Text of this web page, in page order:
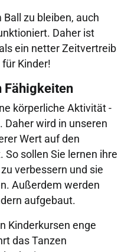
Ball zu bleiben, auch
Daher ist
ein netter Zeitvertreib
Kinder!
Fähigkeiten
körperliche Aktivität -
Daher wird in unseren
Wert auf den
So sollen Sie lernen ihre
verbessern und sie
Außerdem werden
aufgebaut.
Kinderkursen enge
das Tanzen